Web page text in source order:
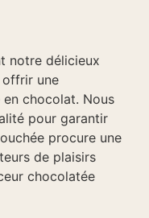
notre délicieux
une
chocolat. Nous
pour garantir
procure une
de plaisirs
chocolatée